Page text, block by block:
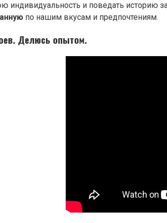
индивидуальность и поведать историю
по нашим вкусам и предпочтениям.
Делюсь опытом.